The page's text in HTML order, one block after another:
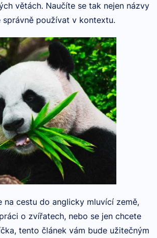
větách. Naučíte se tak nejen názvy
správně používat v kontextu.
na cestu do anglicky mluvící země,
o zvířatech, nebo se jen chcete
tento článek vám bude užitečným